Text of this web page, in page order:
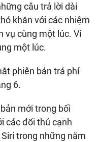
câu trả lời dài
khăn với các nhiệm
vụ cùng một lúc. Ví
một lúc.
phiên bản trả phí
6.
mới trong bối
các đối thủ cạnh
trong những năm